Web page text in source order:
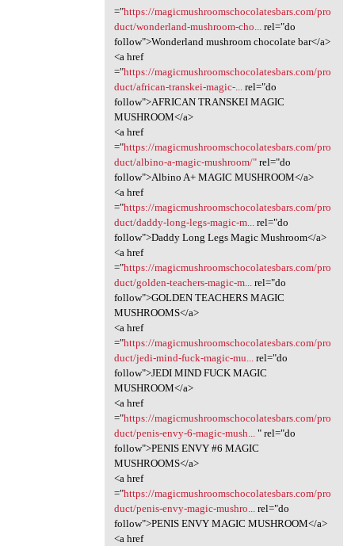
="https://magicmushroomschocolatesbars.com/pro
duct/wonderland-mushroom-cho...
rel="do
follow">Wonderland mushroom chocolate bar</a>
<a href
="https://magicmushroomschocolatesbars.com/pro
duct/african-transkei-magic-...
rel="do
follow">AFRICAN TRANSKEI MAGIC
MUSHROOM</a>
<a href
="https://magicmushroomschocolatesbars.com/pro
duct/albino-a-magic-mushroom/"rel="do
follow">Albino A+ MAGIC MUSHROOM</a>
<a href
="https://magicmushroomschocolatesbars.com/pro
duct/daddy-long-legs-magic-m...
rel="do
follow">Daddy Long Legs Magic Mushroom</a>
<a href
="https://magicmushroomschocolatesbars.com/pro
duct/golden-teachers-magic-m...
rel="do
follow">GOLDEN TEACHERS MAGIC
MUSHROOMS</a>
<a href
="https://magicmushroomschocolatesbars.com/pro
duct/jedi-mind-fuck-magic-mu...
rel="do
follow">JEDI MIND FUCK MAGIC
MUSHROOM</a>
<a href
="https://magicmushroomschocolatesbars.com/pro
duct/penis-envy-6-magic-mush...
" rel="do
follow">PENIS ENVY #6 MAGIC
MUSHROOMS</a>
<a href
="https://magicmushroomschocolatesbars.com/pro
duct/penis-envy-magic-mushro...
rel="do
follow">PENIS ENVY MAGIC MUSHROOM</a>
<a href